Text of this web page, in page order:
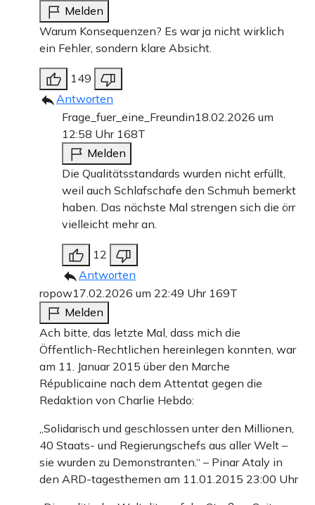
Melden
Warum Konsequenzen? Es war ja nicht wirklich
ein Fehler, sondern klare Absicht.
149
Antworten
Frage_fuer_eine_Freundin18.02.2026 um
12:58 Uhr 168T
Melden
Die Qualitätsstandards wurden nicht erfüllt,
weil auch Schlafschafe den Schmuh bemerkt
haben. Das nächste Mal strengen sich die örr
vielleicht mehr an.
12
Antworten
ropow17.02.2026 um 22:49 Uhr 169T
Melden
Ach bitte, das letzte Mal, dass mich die
Öffentlich-Rechtlichen hereinlegen konnten, war
am 11. Januar 2015 über den Marche
Républicaine nach dem Attentat gegen die
Redaktion von Charlie Hebdo:
„Solidarisch und geschlossen unter den Millionen,
40 Staats- und Regierungschefs aus aller Welt –
sie wurden zu Demonstranten.“ – Pinar Ataly in
den ARD-tagesthemen am 11.01.2015 23:00 Uhr